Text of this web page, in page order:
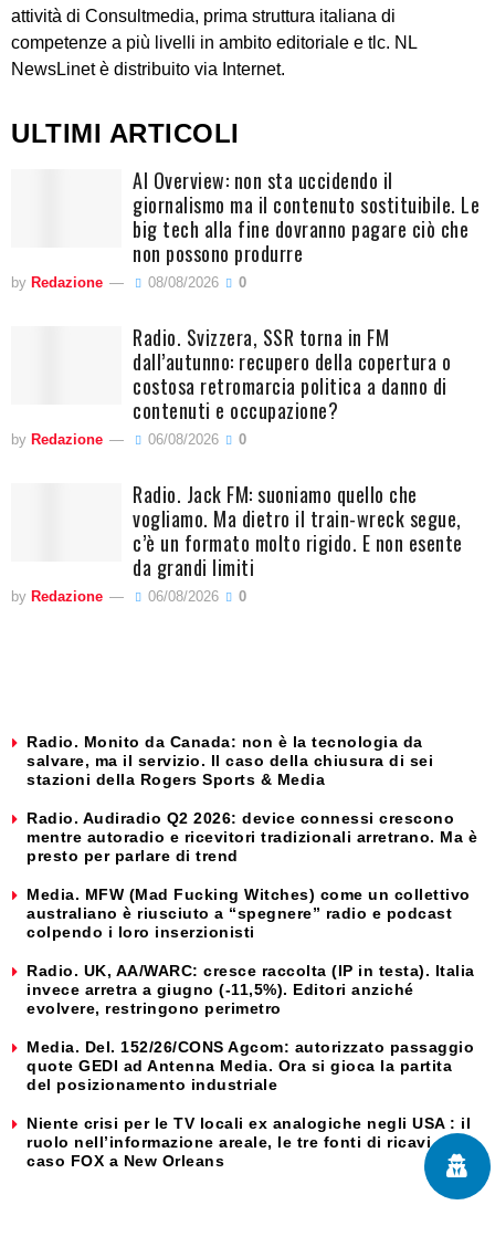
attività di Consultmedia, prima struttura italiana di
competenze a più livelli in ambito editoriale e tlc. NL
NewsLinet è distribuito via Internet.
ULTIMI ARTICOLI
AI Overview: non sta uccidendo il
giornalismo ma il contenuto sostituibile. Le
big tech alla fine dovranno pagare ciò che
non possono produrre
by Redazione 08/08/2026 0
Radio. Svizzera, SSR torna in FM
dall’autunno: recupero della copertura o
costosa retromarcia politica a danno di
contenuti e occupazione?
by Redazione 06/08/2026 0
Radio. Jack FM: suoniamo quello che
vogliamo. Ma dietro il train-wreck segue,
c’è un formato molto rigido. E non esente
da grandi limiti
by Redazione 06/08/2026 0
Radio. Monito da Canada: non è la tecnologia da
salvare, ma il servizio. Il caso della chiusura di sei
stazioni della Rogers Sports & Media
Radio. Audiradio Q2 2026: device connessi crescono
mentre autoradio e ricevitori tradizionali arretrano. Ma è
presto per parlare di trend
Media. MFW (Mad Fucking Witches) come un collettivo
australiano è riusciuto a “spegnere” radio e podcast
colpendo i loro inserzionisti
Radio. UK, AA/WARC: cresce raccolta (IP in testa). Italia
invece arretra a giugno (-11,5%). Editori anziché
evolvere, restringono perimetro
Media. Del. 152/26/CONS Agcom: autorizzato passaggio
quote GEDI ad Antenna Media. Ora si gioca la partita
del posizionamento industriale
Niente crisi per le TV locali ex analogiche negli USA : il
ruolo nell’informazione areale, le tre fonti di ricavi e il
caso FOX a New Orleans